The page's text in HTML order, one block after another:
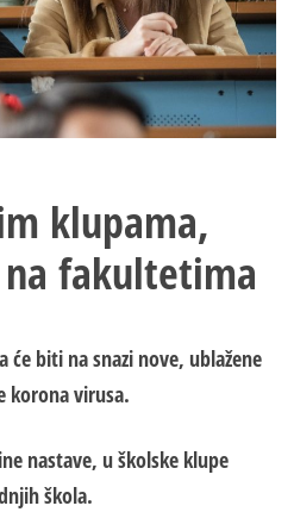
klupama,
fakultetima
će biti na snazi nove, ublažene
korona virusa.
nastave, u školske klupe
škola.